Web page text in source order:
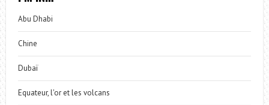
Abu Dhabi
Chine
Dubaï
Equateur, l'or et les volcans